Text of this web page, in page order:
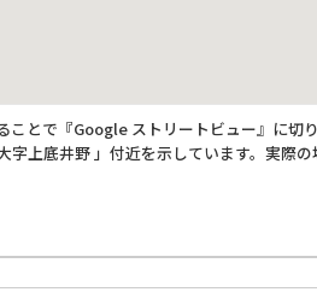
ことで『Google ストリートビュー』に切り
上底井野 」付近を示しています。実際